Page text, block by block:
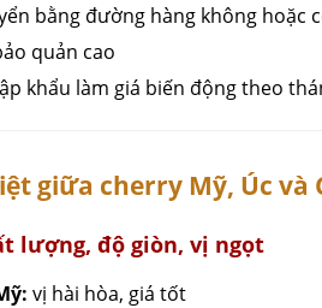
bằng đường hàng không hoặc
quản cao
khẩu làm giá biến động theo
giữa cherry Mỹ, Úc và
lượng, độ giòn, vị ngọt
vị hài hòa, giá tốt